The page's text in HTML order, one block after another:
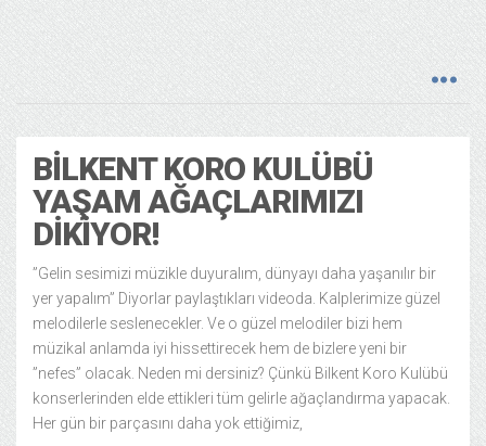
BILKENT KORO KULÜBÜ
YAŞAM AĞAÇLARIMIZI
DIKIYOR!
”Gelin sesimizi müzikle duyuralım, dünyayı daha yaşanılır bir
yer yapalım” Diyorlar paylaştıkları videoda. Kalplerimize güzel
melodilerle seslenecekler. Ve o güzel melodiler bizi hem
müzikal anlamda iyi hissettirecek hem de bizlere yeni bir
”nefes” olacak. Neden mi dersiniz? Çünkü Bilkent Koro Kulübü
konserlerinden elde ettikleri tüm gelirle ağaçlandırma yapacak.
Her gün bir parçasını daha yok ettiğimiz,